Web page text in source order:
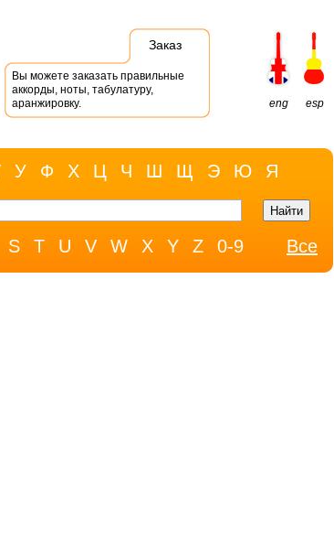
Заказ
Вы можете заказать правильные
аккорды, ноты, табулатуру,
аранжировку.
eng esp
У Ф Х Ц Ч Ш Щ Э Ю Я
S T U V W X Y Z 0-9 Все